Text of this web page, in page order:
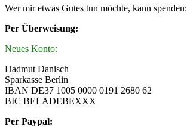
Wer mir etwas Gutes tun möchte, kann spenden:
Per Überweisung:
Neues Konto:
Hadmut Danisch
Sparkasse Berlin
IBAN DE37 1005 0000 0191 2680 62
BIC BELADEBEXXX
Per Paypal: